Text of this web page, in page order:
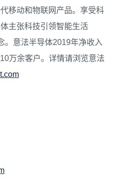
移动和物联网产品。享受科
主张科技引领智能生活
。意法半导体2019年净收入
万余客户。详情请浏览意法